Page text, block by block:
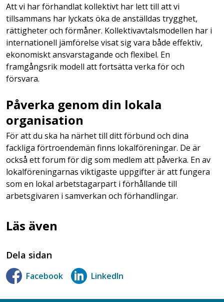
Att vi har förhandlat kollektivt har lett till att vi
tillsammans har lyckats öka de anställdas trygghet,
rättigheter och förmåner. Kollektivavtalsmodellen har i
internationell jämförelse visat sig vara både effektiv,
ekonomiskt ansvarstagande och flexibel. En
framgångsrik modell att fortsätta verka för och
försvara.
Påverka genom din lokala
organisation
För att du ska ha närhet till ditt förbund och dina
fackliga förtroendemän finns lokalföreningar. De är
också ett forum för dig som medlem att påverka. En av
lokalföreningarnas viktigaste uppgifter är att fungera
som en lokal arbetstagarpart i förhållande till
arbetsgivaren i samverkan och förhandlingar.
Läs även
Dela sidan
Facebook LinkedIn